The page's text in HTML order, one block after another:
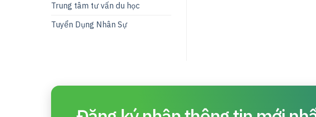
Trung tâm tư vấn du học
Tuyển Dụng Nhân Sự